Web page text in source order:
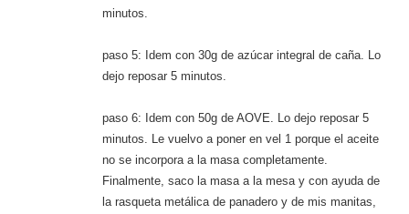
minutos.
paso 5: Idem con 30g de azúcar integral de caña. Lo
dejo reposar 5 minutos.
paso 6: Idem con 50g de AOVE. Lo dejo reposar 5
minutos. Le vuelvo a poner en vel 1 porque el aceite
no se incorpora a la masa completamente.
Finalmente, saco la masa a la mesa y con ayuda de
la rasqueta metálica de panadero y de mis manitas,